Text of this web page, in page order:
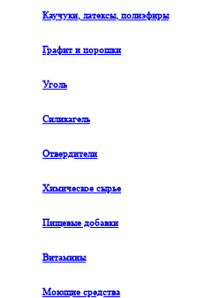
Каучуки, латексы, полиэфиры
Графит и порошки
Уголь
Силикагель
Отвердители
Химическое сырье
Пищевые добавки
Витамины
Моющие средства